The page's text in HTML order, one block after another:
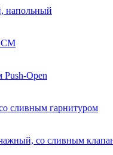
напольный
СМ
Open
сливным гарнитуром
cо сливным